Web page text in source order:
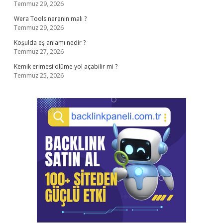
Temmuz 29, 2026
Wera Tools nerenin malı ?
Temmuz 29, 2026
Koşulda eş anlamı nedir ?
Temmuz 27, 2026
Kemik erimesi ölüme yol açabilir mi ?
Temmuz 25, 2026